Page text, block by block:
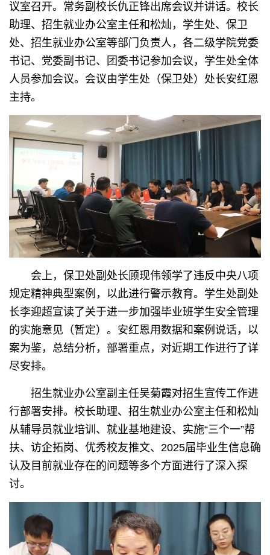
议室召开。常务副校长仇正锋出席会议并讲话。校长
助理、招生就业办公室主任和松灿，学生处、保卫
处、招生就业办公室等部门负责人，各二级学院党委
书记、党委副书记、团委书记参加会议，学生处全体
人员参加会议。会议由学生处（保卫处）处长安红恩
主持。
会上，保卫处副处长顾现伟领学了违反中央八项
规定精神典型案例，以此进行警示教育。学生处副处
长李迎超宣读了关于进一步加强毕业班学生安全管理
的实施意见（暂定）。安红恩用数据和案例说话，以
案为鉴，总结分析，部署重点，对近期工作进行了详
尽安排。
招生就业办公室副主任吴菊霞对招生宣传工作进
行部署安排。校长助理、招生就业办公室主任和松灿
从辅导员就业培训、就业基地建设、实施“三个一”帮
扶、访企拓岗、优秀校友推文、2025届毕业生信息确
认及目前就业存在的问题等多个方面进行了深入探
讨。